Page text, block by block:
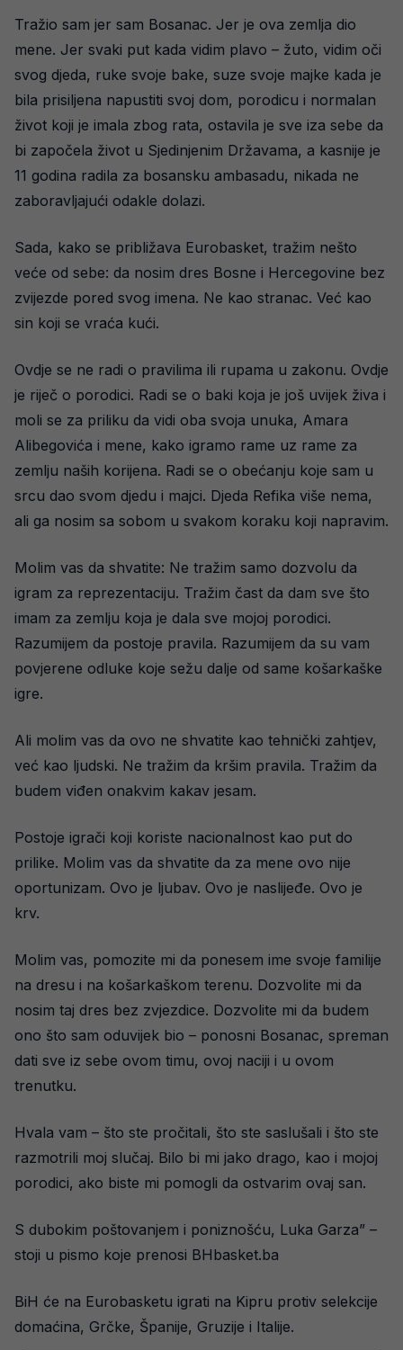
Tražio sam jer sam Bosanac. Jer je ova zemlja dio
mene. Jer svaki put kada vidim plavo – žuto, vidim oči
svog djeda, ruke svoje bake, suze svoje majke kada je
bila prisiljena napustiti svoj dom, porodicu i normalan
život koji je imala zbog rata, ostavila je sve iza sebe da
bi započela život u Sjedinjenim Državama, a kasnije je
11 godina radila za bosansku ambasadu, nikada ne
zaboravljajući odakle dolazi.
Sada, kako se približava Eurobasket, tražim nešto
veće od sebe: da nosim dres Bosne i Hercegovine bez
zvijezde pored svog imena. Ne kao stranac. Već kao
sin koji se vraća kući.
Ovdje se ne radi o pravilima ili rupama u zakonu. Ovdje
je riječ o porodici. Radi se o baki koja je još uvijek živa i
moli se za priliku da vidi oba svoja unuka, Amara
Alibegovića i mene, kako igramo rame uz rame za
zemlju naših korijena. Radi se o obećanju koje sam u
srcu dao svom djedu i majci. Djeda Refika više nema,
ali ga nosim sa sobom u svakom koraku koji napravim.
Molim vas da shvatite: Ne tražim samo dozvolu da
igram za reprezentaciju. Tražim čast da dam sve što
imam za zemlju koja je dala sve mojoj porodici.
Razumijem da postoje pravila. Razumijem da su vam
povjerene odluke koje sežu dalje od same košarkaške
igre.
Ali molim vas da ovo ne shvatite kao tehnički zahtjev,
već kao ljudski. Ne tražim da kršim pravila. Tražim da
budem viđen onakvim kakav jesam.
Postoje igrači koji koriste nacionalnost kao put do
prilike. Molim vas da shvatite da za mene ovo nije
oportunizam. Ovo je ljubav. Ovo je naslijeđe. Ovo je
krv.
Molim vas, pomozite mi da ponesem ime svoje familije
na dresu i na košarkaškom terenu. Dozvolite mi da
nosim taj dres bez zvjezdice. Dozvolite mi da budem
ono što sam oduvijek bio – ponosni Bosanac, spreman
dati sve iz sebe ovom timu, ovoj naciji i u ovom
trenutku.
Hvala vam – što ste pročitali, što ste saslušali i što ste
razmotrili moj slučaj. Bilo bi mi jako drago, kao i mojoj
porodici, ako biste mi pomogli da ostvarim ovaj san.
S dubokim poštovanjem i poniznošću, Luka Garza” –
stoji u pismo koje prenosi BHbasket.ba
BiH će na Eurobasketu igrati na Kipru protiv selekcije
domaćina, Grčke, Španije, Gruzije i Italije.